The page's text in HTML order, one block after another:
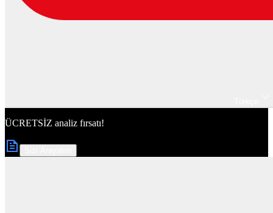
ÜCRETSİZ analiz fırsatı!